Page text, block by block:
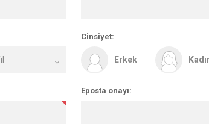
Cinsiyet:
Erkek
Eposta onayı: